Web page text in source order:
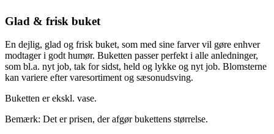
Glad & frisk buket
En dejlig, glad og frisk buket, som med sine farver vil gøre enhver
modtager i godt humør. Buketten passer perfekt i alle anledninger,
som bl.a. nyt job, tak for sidst, held og lykke og nyt job. Blomsterne
kan variere efter varesortiment og sæsonudsving.
Buketten er ekskl. vase.
Bemærk: Det er prisen, der afgør bukettens størrelse.